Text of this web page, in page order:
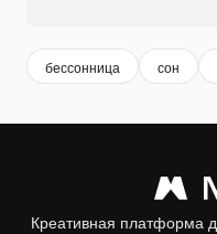
бессонница сон
Креативная платформа